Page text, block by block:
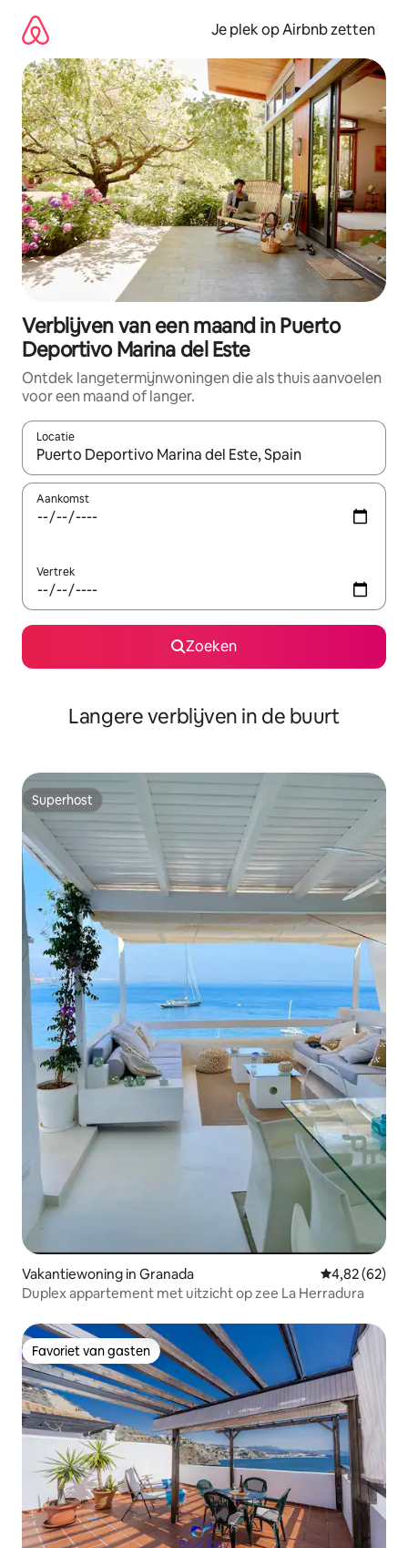
direct
naar
inhoud
Je plek op Airbnb zetten
Verblijven van een maand in Puerto
Deportivo Marina del Este
Ontdek langetermijnwoningen die als thuis aanvoelen
voor een maand of langer.
Locatie
Wanneer er resultaten beschikbaar zijn, maak je een keuze
Aankomst
Vertrek
Zoeken
Langere verblijven in de buurt
Superhost
Superhost
Vakantiewoning in Granada Gemiddelde
4,82 (62)
Duplex appartement met uitzicht op zee La Herradura
Favoriet van gasten
Favoriet van gasten